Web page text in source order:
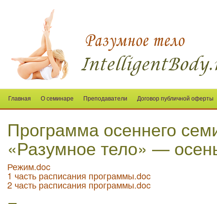
Главная О семинаре Преподаватели Договор публичной оферты
Программа осеннего
«Разумное тело» —
Режим.doc
1 часть расписания программы.doc
2 часть расписания программы.doc